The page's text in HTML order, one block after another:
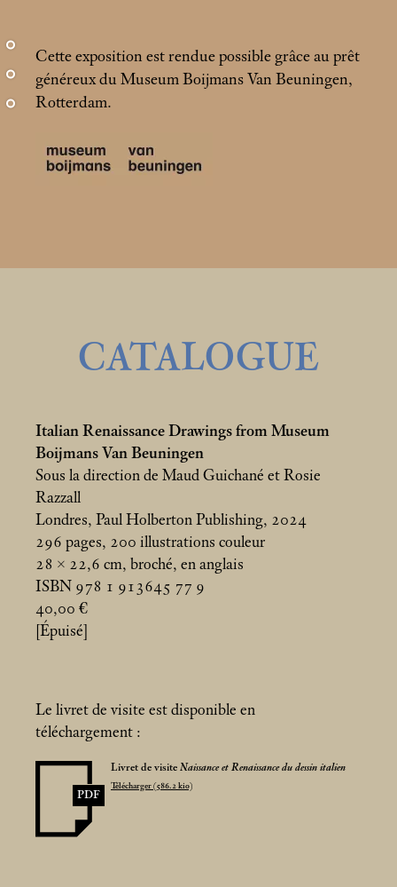
Cette exposition est rendue possible grâce au prêt
généreux du Museum Boijmans Van Beuningen,
Rotterdam.
CATALOGUE
Italian Renaissance Drawings from Museum
Boijmans Van Beuningen
Sous la direction de Maud Guichané et Rosie
Razzall
Londres, Paul Holberton Publishing, 2024
296 pages, 200 illustrations couleur
28 × 22,6 cm, broché, en anglais
ISBN 978 1 913645 77 9
40,00 €
[Épuisé]
Le livret de visite est disponible en
téléchargement :
PDF
Livret de visite Naissance et Renaissance du dessin italien
Télécharger (586.2 kio)